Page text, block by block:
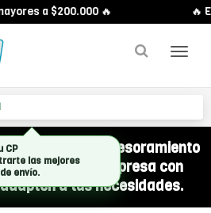
a $200.000 🔥 🔥
y recibí asesoramiento
equipar a tu empresa con
a tus necesidades.
CP
las mejores
envío.